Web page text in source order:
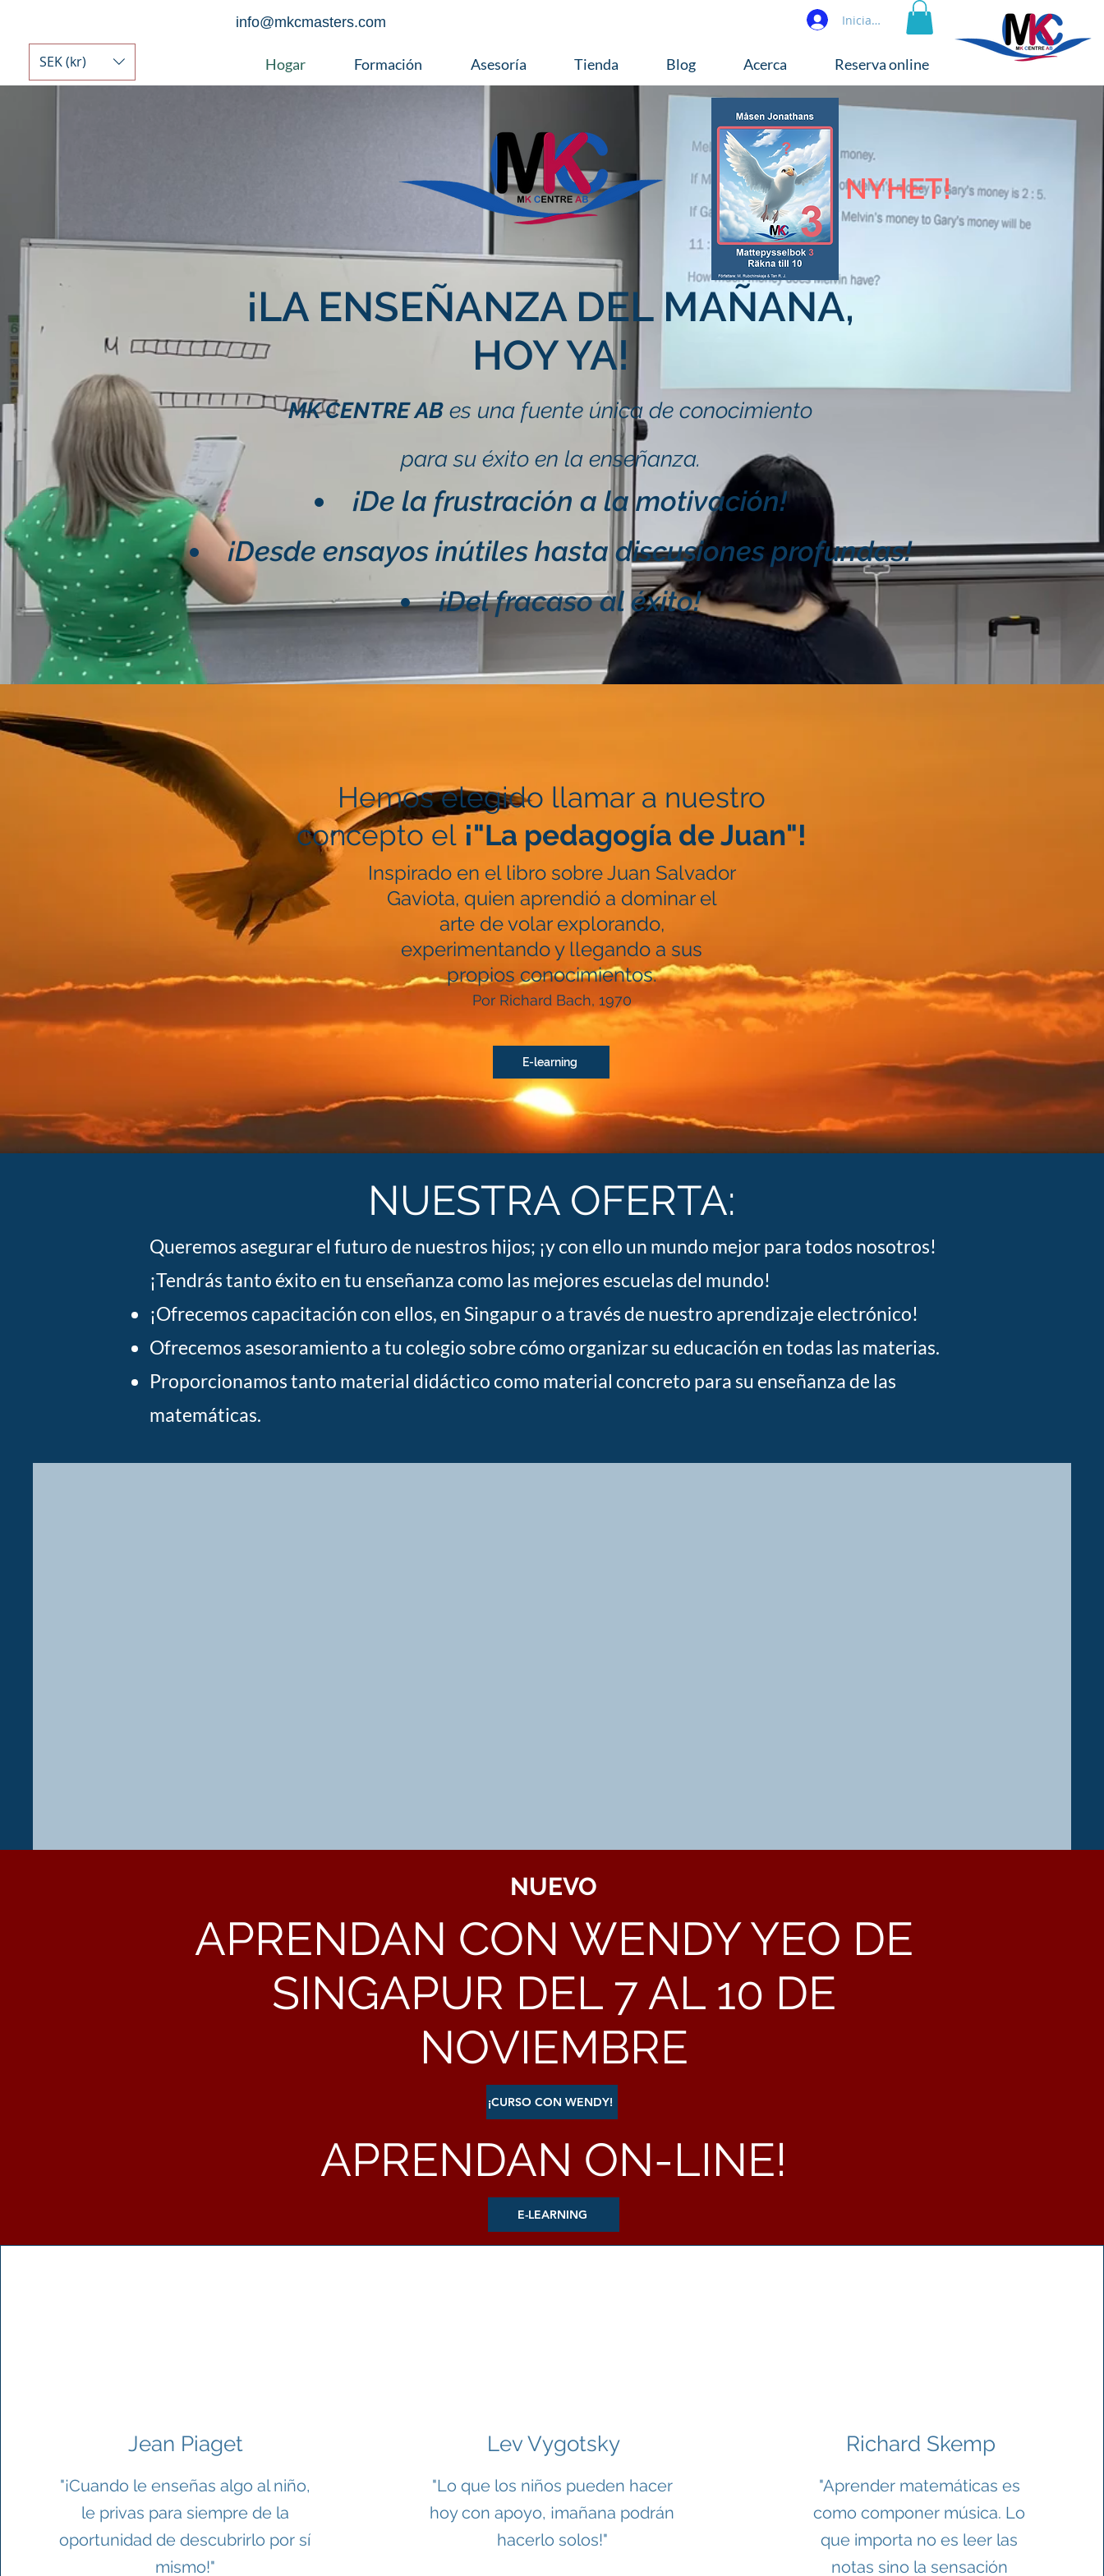
SEK (kr)
info@mkcmasters.com Iniciar sesión
Hogar Formación Asesoría Tienda Blog Acerca Reserva online
¡LA ENSEÑANZA DEL MAÑANA,
HOY YA!
MK CENTREAB es una fuente única de conocimiento
para su éxito en la enseñanza.
¡De la frustración a la motivación!
¡Desde ensayos inútiles hasta discusiones profundas!
¡Del fracaso al éxito!
NYHET!
Hemos elegido llamar a nuestro
concepto el ¡"La pedagogía de Juan"!
Inspirado en el libro sobre Juan Salvador
Gaviota, quien aprendió a dominar el
arte de volar explorando,
experimentando y llegando a sus
propios conocimientos.
Por Richard Bach, 1970
E-learning
NUESTRA OFERTA:
Queremos asegurar el futuro de nuestros hijos; ¡y con ello un mundo mejor para todos nosotros!
¡Tendrás tanto éxito en tu enseñanza como las mejores escuelas del mundo!
¡Ofrecemos capacitación con ellos, en Singapur o a través de nuestro aprendizaje electrónico!
Ofrecemos asesoramiento a tu colegio sobre cómo organizar su educación en todas las materias.
Proporcionamos tanto material didáctico como material concreto para su enseñanza de las
matemáticas.
NUEVO
APRENDAN CON WENDY YEO DE
SINGAPUR DEL 7 AL 10 DE
NOVIEMBRE
¡CURSO CON WENDY!
APRENDAN ON-LINE!
E-LEARNING
Jean Piaget
"¡Cuando le enseñas algo al niño,
le privas para siempre de la
oportunidad de descubrirlo por sí
mismo!"
Lev Vygotsky
"Lo que los niños pueden hacer
hoy con apoyo, ¡mañana podrán
hacerlo solos!"
Richard Skemp
"Aprender matemáticas es
como componer música. Lo
que importa no es leer las
notas sino la sensación